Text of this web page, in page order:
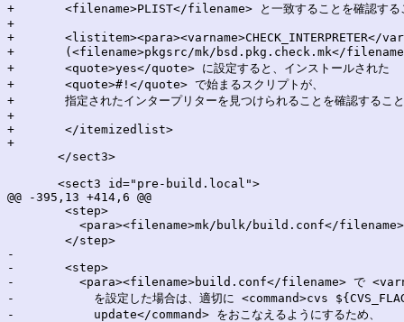
+	<filename>PLIST</filename> と一致することを確認することができます。</para></listitem>
+
+	<listitem><para><varname>CHECK_INTERPRETER</varname>
+	(<filename>pkgsrc/mk/bsd.pkg.check.mk</filename>) を
+	<quote>yes</quote> に設定すると、インストールされた
+	<quote>#!</quote> で始まるスクリプトが、
+	指定されたインタープリターを見つけられることを確認することができます。</para></listitem>
+
+	</itemizedlist>
+
       </sect3>
       <sect3 id="pre-build.local">
@@ -395,13 +414,6 @@
-
-	<step>
-	  <para><filename>build.conf</filename> で <varname>CVS_USER</varname>
-	    を設定した場合は、適切に <command>cvs ${CVS_FLAGS}
-	    update</command> をおこなえるようにするため、